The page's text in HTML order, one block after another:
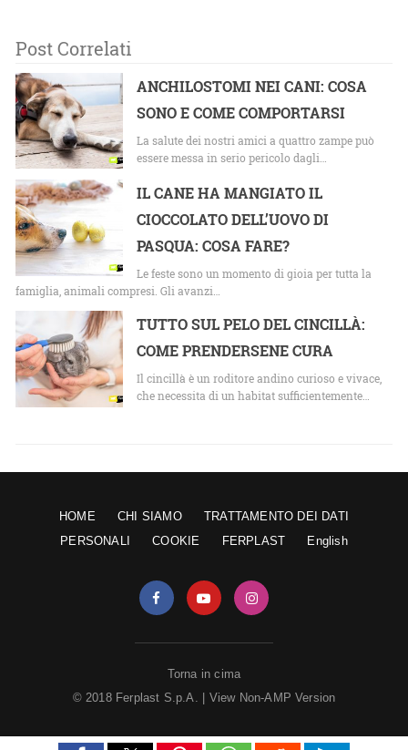
Post Correlati
ANCHILOSTOMI NEI CANI: COSA
SONO E COME COMPORTARSI
La salute dei nostri amici a quattro zampe può
essere messa in serio pericolo dagli…
IL CANE HA MANGIATO IL
CIOCCOLATO DELL’UOVO DI
PASQUA: COSA FARE?
Le feste sono un momento di gioia per tutta la
famiglia, animali compresi. Gli avanzi…
TUTTO SUL PELO DEL CINCILLÀ:
COME PRENDERSENE CURA
Il cincillà è un roditore andino curioso e vivace,
che necessita di un habitat sufficientemente…
HOME CHI SIAMO
TRATTAMENTO DEI DATI
PERSONALI
COOKIE FERPLAST English
Torna in cima
© 2018 Ferplast S.p.A. | View Non-AMP Version